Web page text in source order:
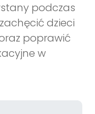
podczas
dzieci
poprawić
w